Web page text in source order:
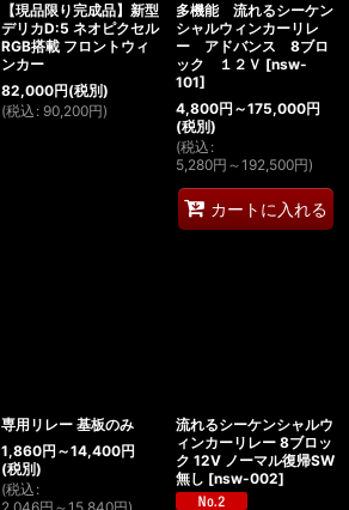
【現品限り完成品】新型
デリカD:5 ネオピクセル
RGB搭載 フロントウィ
ンカー
82,000円(税別)
(税込 : 90,200円)
多機能 流れるシーケン
シャルウィンカーリレ
ー アドバンス 8ブロ
ック １２Ｖ [nsw-
101]
4,800円 ～175,000円
(税別)
(税込 :
5,280円 ～192,500円)
カートに入れる
専用リレー 基板のみ
1,860円 ～14,400円
(税別)
(税込 :
流れるシーケンシャルウ
ィンカーリレー 8ブロッ
ク 12V ノーマル復帰SW
無し [nsw-002]